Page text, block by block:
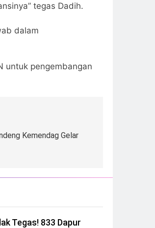
tegas Dadih.
dalam
untuk pengembangan
Kemendag Gelar
Tegas! 833 Dapur